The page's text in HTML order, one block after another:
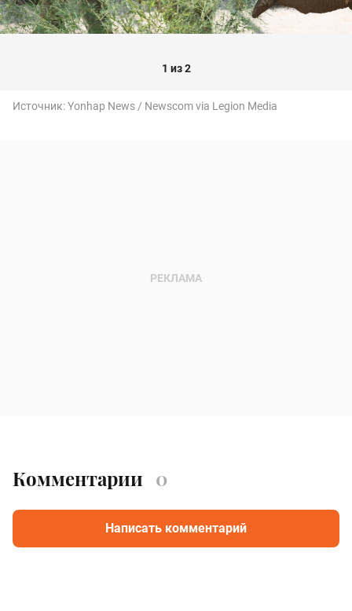
1 из 2
Источник:Yonhap News / Newscom via Legion Media
Комментарии 0
Написать комментарий